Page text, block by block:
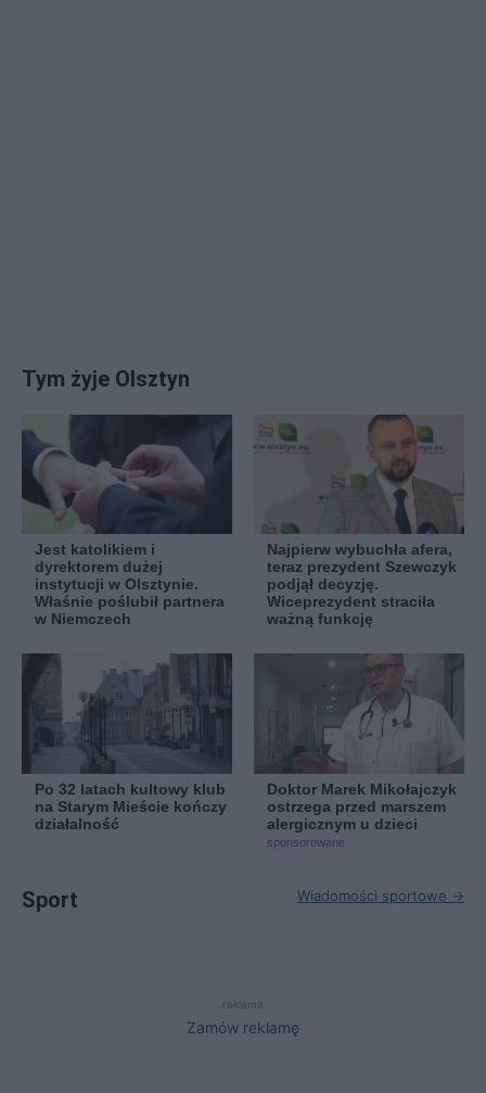
Tym żyje Olsztyn
Jest katolikiem i
dyrektorem dużej
instytucji w Olsztynie.
Właśnie poślubił partnera
w Niemczech
Najpierw wybuchła afera,
teraz prezydent Szewczyk
podjął decyzję.
Wiceprezydent straciła
ważną funkcję
Po 32 latach kultowy klub
na Starym Mieście kończy
działalność
Doktor Marek Mikołajczyk
ostrzega przed marszem
alergicznym u dzieci
sponsorowane
Sport Wiadomości sportowe →
reklama
Zamów reklamę